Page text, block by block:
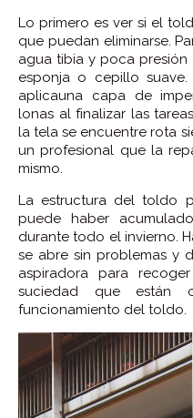
Lo primero es ver si el
que puedan eliminarse.
agua tibia y poca
esponja o cepillo
aplicauna capa de
lonas al finalizar las
la tela se encuentre rota
un profesional que la
mismo.
La estructura del toldo
puede haber
durante todo el invierno.
se abre sin problemas y
aspiradora para
suciedad que están
funcionamiento del toldo.